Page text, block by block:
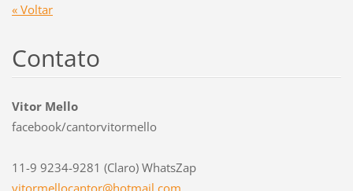
« Voltar
Contato
Vitor Mello
facebook/cantorvitormello
11-9 9234-9281 (Claro) WhatsZap
vitormellocantor@hotmail .com